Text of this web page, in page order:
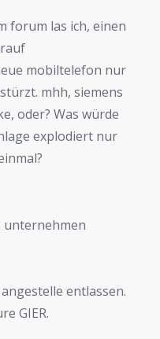
forum las ich, einen
mobiltelefon nur
mhh, siemens
oder? Was würde
explodiert nur
unternehmen
entlassen.
GIER.